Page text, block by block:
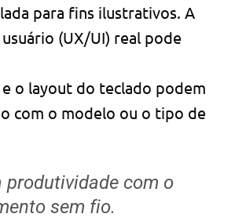
para fins ilustrativos. A
(UX/UI) real pode
o layout do teclado podem
com o modelo ou o tipo de
produtividade com o
sem fio.